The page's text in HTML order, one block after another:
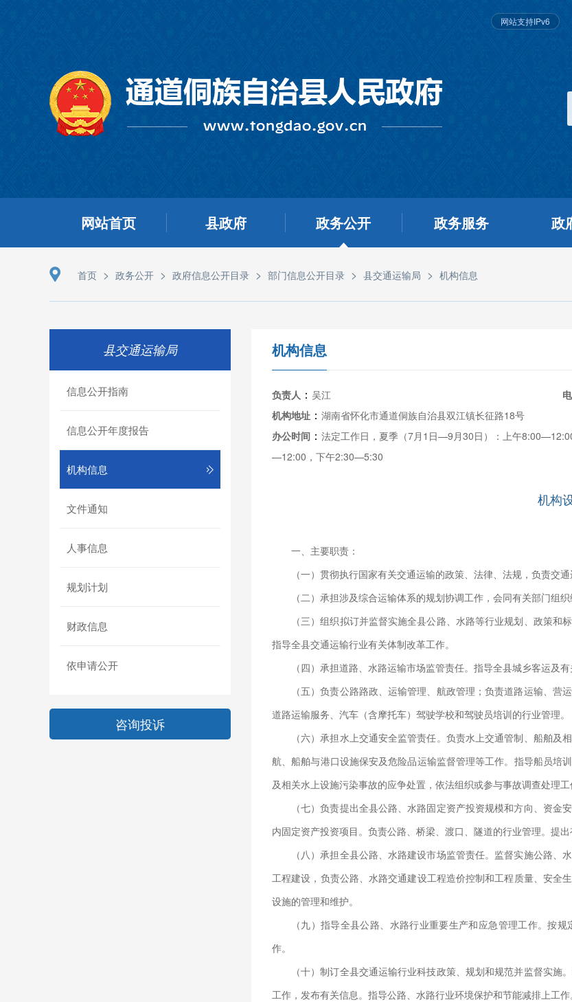
网站支持IPv6
网站首页 县政府 政务公开 政务服务 政
首页 > 政务公开 > 政府信息公开目录 > 部门信息公开目录 > 县交通运输局 > 机构信息
县交通运输局
信息公开指南
信息公开年度报告
机构信息
文件通知
人事信息
规划计划
财政信息
依申请公开
咨询投诉
机构信息
负责人 ： 吴江
机构地址 ： 湖南省怀化市通道侗族自治县双江镇长征路18号
办公时间 ： 法定工作日，夏季（7月1日—9月30日）：上午
—12:00，下午2:30—5:30
机构
一、主要职责：
（一）贯彻执行国家有关交通运输的政策、法律、法规，负责交通
（二）承担涉及综合运输体系的规划协调工作，会同有关部门组
（三）组织拟订并监督实施全县公路、水路等行业规划、政策和
指导全县交通运输行业有关体制改革工作。
（四）承担道路、水路运输市场监管责任。指导全县城乡客运及
（五）负责公路路政、运输管理、航政管理；负责道路运输、营
道路运输服务、汽车（含摩托车）驾驶学校和驾驶员培训的行业管理。
（六）承担水上交通安全监管责任。负责水上交通管制、船舶
航、船舶与港口设施保安及危险品运输监督管理等工作。指导船员培
及相关水上设施污染事故的应争处置，依法组织或参与事故调查处理
（七）负责提出全县公路、水路固定资产投资规模和方向、资
内固定资产投资项目。负责公路、桥梁、渡口、隧道的行业管理。提出
（八）承担全县公路、水路建设市场监管责任。监督实施公路
工程建设，负责公路、水路交通建设工程造价控制和工程质量、安全
设施的管理和维护。
（九）指导全县公路、水路行业重要生产和应急管理工作。按
作。
（十）制订全县交通运输行业科技政策、规划和规范并监督实
工作，发布有关信息。指导公路、水路行业环境保护和节能减排上工作